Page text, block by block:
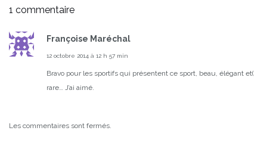
1 commentaire
Françoise Maréchal
12 octobre 2014 à 12 h 57 min
Bravo pour les sportifs qui présentent ce sport, beau, élégant et(
rare… J’ai aimé.
Les commentaires sont fermés.